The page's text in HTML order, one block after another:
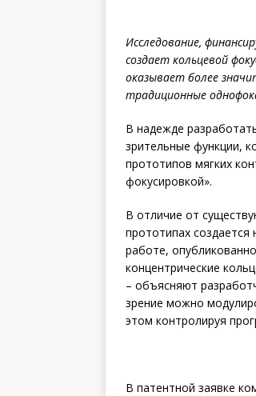
Исследование,
создает кольцевой
оказывает более
традиционные
В надежде
зрительные функции,
прототипов мягких
фокусировкой».
В отличие от
прототипах
работе,
концентрические
– объясняют
зрение можно
этом контролируя
В патентной заявке